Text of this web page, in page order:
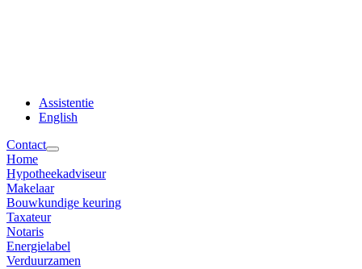
Assistentie
English
Contact
Home
Hypotheekadviseur
Makelaar
Bouwkundige keuring
Taxateur
Notaris
Energielabel
Verduurzamen